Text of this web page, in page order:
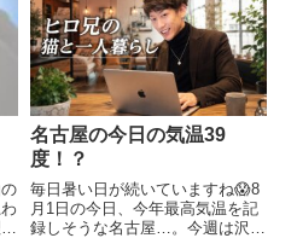
名古屋の今日の気温39
度！？
毎日暑い日が続いていますね😱8
月1日の今日、今年最高気温を記
録しそうな名古屋…。今週は沢山